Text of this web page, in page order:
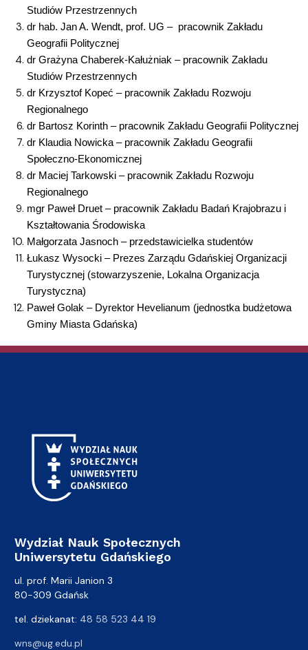
Studiów Przestrzennych
dr hab. Jan A. Wendt, prof. UG – pracownik Zakładu
Geografii Politycznej
dr Grażyna Chaberek-Kałużniak – pracownik Zakładu
Studiów Przestrzennych
dr Krzysztof Kopeć – pracownik Zakładu Rozwoju
Regionalnego
dr Bartosz Korinth – pracownik Zakładu Geografii Politycznej
dr Klaudia Nowicka – pracownik Zakładu Geografii
Społeczno-Ekonomicznej
dr Maciej Tarkowski – pracownik Zakładu Rozwoju
Regionalnego
mgr Paweł Druet – pracownik Zakładu Badań Krajobrazu i
Kształtowania Środowiska
Małgorzata Jasnoch – przedstawicielka studentów
Łukasz Wysocki – Prezes Zarządu Gdańskiej Organizacji
Turystycznej (stowarzyszenie, Lokalna Organizacja
Turystyczna)
Paweł Golak – Dyrektor Hevelianum (jednostka budżetowa
Gminy Miasta Gdańska)
Wydział Nauk Społecznych
Uniwersytetu Gdańskiego
ul. prof. Marii Janion 3
80-309 Gdańsk
tel. dziekanat: 48 58 523 44 19
wns@ug.edu.pl